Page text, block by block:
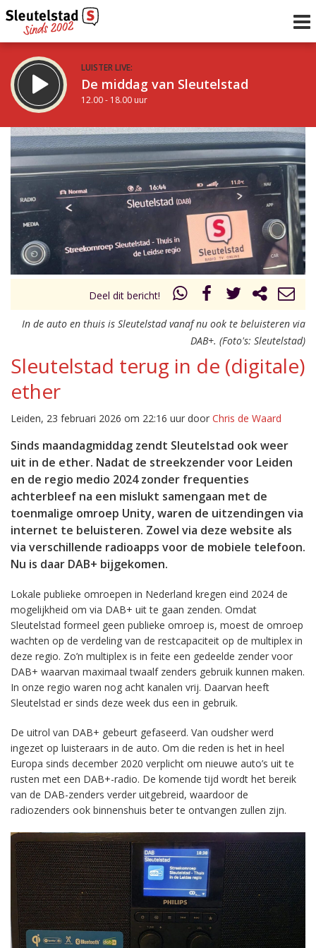
LUISTER LIVE:
De middag van Sleutelstad
12.00 - 18.00 uur
STRAKS:
De avond van Sleutelstad
18.00 - 21.00 uur
Vorig uur
uur 1 van 0 Volgend uur
Deel dit bericht!
In de auto en thuis is Sleutelstad vanaf nu ook te beluisteren via
DAB+. (Foto's: Sleutelstad)
Sleutelstad terug in de (digitale)
ether
Leiden, 23 februari 2026 om 22:16 uur door Chris de Waard
Sinds maandagmiddag zendt Sleutelstad ook weer
uit in de ether. Nadat de streekzender voor Leiden
en de regio medio 2024 zonder frequenties
achterbleef na een mislukt samengaan met de
toenmalige omroep Unity, waren de uitzendingen via
internet te beluisteren. Zowel via deze website als
via verschillende radioapps voor de mobiele telefoon.
Nu is daar DAB+ bijgekomen.
Lokale publieke omroepen in Nederland kregen eind 2024 de
mogelijkheid om via DAB+ uit te gaan zenden. Omdat
Sleutelstad formeel geen publieke omroep is, moest de omroep
wachten op de verdeling van de restcapaciteit op de multiplex in
deze regio. Zo’n multiplex is in feite een gedeelde zender voor
DAB+ waarvan maximaal twaalf zenders gebruik kunnen maken.
In onze regio waren nog acht kanalen vrij. Daarvan heeft
Sleutelstad er sinds deze week dus een in gebruik.
De uitrol van DAB+ gebeurt gefaseerd. Van oudsher werd
ingezet op luisteraars in de auto. Om die reden is het in heel
Europa sinds december 2020 verplicht om nieuwe auto’s uit te
rusten met een DAB+-radio. De komende tijd wordt het bereik
van de DAB-zenders verder uitgebreid, waardoor de
radiozenders ook binnenshuis beter te ontvangen zullen zijn.